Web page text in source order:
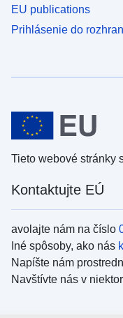
EU publications
Prihlásenie do
Tieto webové stránky
Kontaktujte EÚ
avolajte nám na číslo
Iné spôsoby, ako nás
Napíšte nám
Navštívte nás v